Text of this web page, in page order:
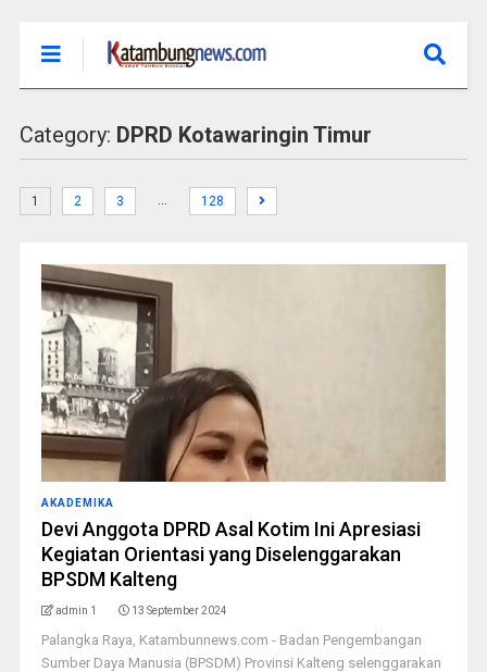
Category: DPRD Kotawaringin Timur
1 2 3 … 128
AKADEMIKA
Devi Anggota DPRD Asal Kotim Ini Apresiasi
Kegiatan Orientasi yang Diselenggarakan
BPSDM Kalteng
admin 1 13 September 2024
Palangka Raya, Katambunnews.com - Badan Pengembangan
Sumber Daya Manusia (BPSDM) Provinsi Kalteng selenggarakan